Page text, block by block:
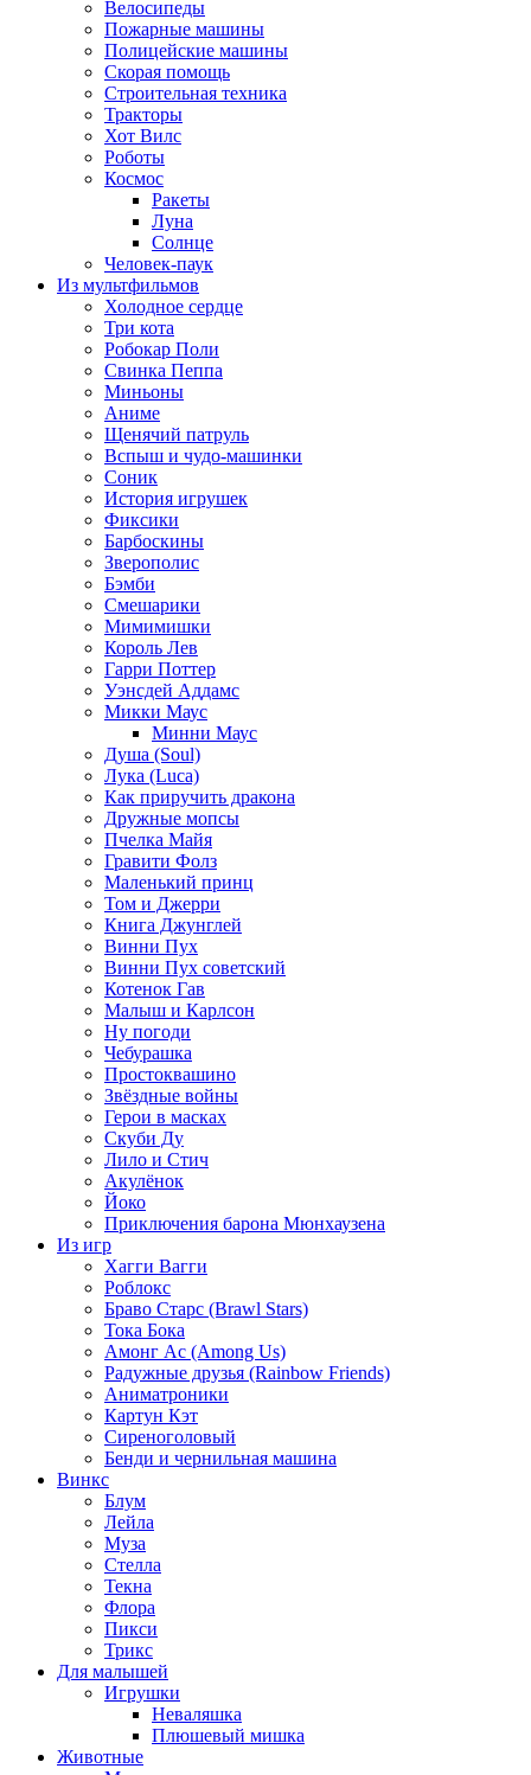
Велосипеды
Пожарные машины
Полицейские машины
Скорая помощь
Строительная техника
Тракторы
Хот Вилс
Роботы
Космос
Ракеты
Луна
Солнце
Человек-паук
Из мультфильмов
Холодное сердце
Три кота
Робокар Поли
Свинка Пеппа
Миньоны
Аниме
Щенячий патруль
Вспыш и чудо-машинки
Соник
История игрушек
Фиксики
Барбоскины
Зверополис
Бэмби
Смешарики
Мимимишки
Король Лев
Гарри Поттер
Уэнсдей Аддамс
Микки Маус
Минни Маус
Душа (Soul)
Лука (Luca)
Как приручить дракона
Дружные мопсы
Пчелка Майя
Гравити Фолз
Маленький принц
Том и Джерри
Книга Джунглей
Винни Пух
Винни Пух советский
Котенок Гав
Малыш и Карлсон
Ну погоди
Чебурашка
Простоквашино
Звёздные войны
Герои в масках
Скуби Ду
Лило и Стич
Акулёнок
Йоко
Приключения барона Мюнхаузена
Из игр
Хагги Вагги
Роблокс
Браво Старс (Brawl Stars)
Тока Бока
Амонг Ас (Among Us)
Радужные друзья (Rainbow Friends)
Аниматроники
Картун Кэт
Сиреноголовый
Бенди и чернильная машина
Винкс
Блум
Лейла
Муза
Стелла
Текна
Флора
Пикси
Трикс
Для малышей
Игрушки
Неваляшка
Плюшевый мишка
Животные